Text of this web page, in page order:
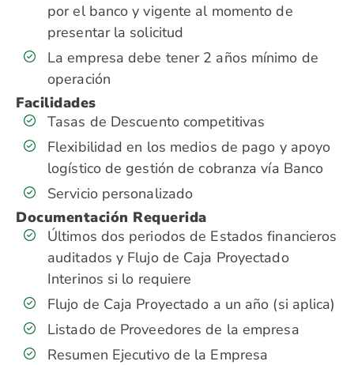
por el banco y vigente al momento de
presentar la solicitud
La empresa debe tener 2 años mínimo de
operación
Facilidades
Tasas de Descuento competitivas
Flexibilidad en los medios de pago y apoyo
logístico de gestión de cobranza vía Banco
Servicio personalizado
Documentación Requerida
Últimos dos periodos de Estados financieros
auditados y Flujo de Caja Proyectado
Interinos si lo requiere
Flujo de Caja Proyectado a un año (si aplica)
Listado de Proveedores de la empresa
Resumen Ejecutivo de la Empresa